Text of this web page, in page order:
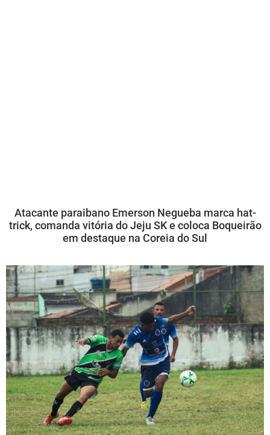
Atacante paraibano Emerson Negueba marca hat-
trick, comanda vitória do Jeju SK e coloca Boqueirão
em destaque na Coreia do Sul